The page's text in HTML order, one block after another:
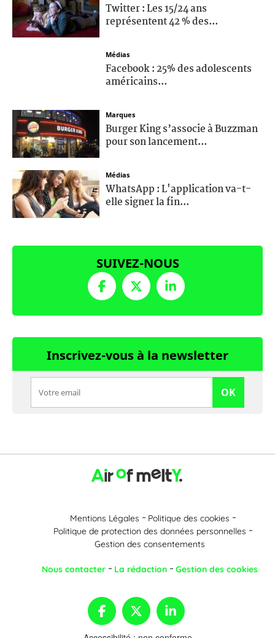
Twitter : Les 15/24 ans
représentent 42 % des...
Médias
Facebook : 25% des adolescents
américains...
Marques
Burger King s’associe à Buzzman
pour son lancement...
Médias
WhatsApp : L'application va-t-
elle signer la fin...
SUIVEZ-NOUS
Inscrivez-vous à la newsletter
OK
Mentions Légales
Politique des cookies
Politique de protection des données personnelles
Gestion des consentements
Nous contacter La rédaction Gestion des cookies